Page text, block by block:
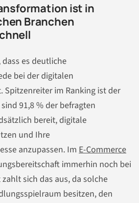
ist in
Branchen
es deutliche
bei der digitalen
Spitzenreiter im Ranking ist der
sind 91,8 % der befragten
bereit, digitale
und Ihre
anzupassen. Im E-Commerce
immerhin noch bei
sich das aus, da solche
besitzen, den